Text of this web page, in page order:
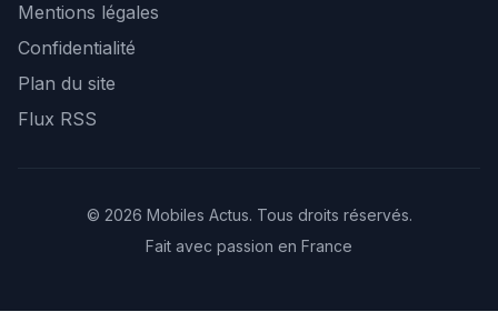
Mentions légales
Confidentialité
Plan du site
Flux RSS
© 2026 Mobiles Actus. Tous droits réservés.
Fait avec passion en France